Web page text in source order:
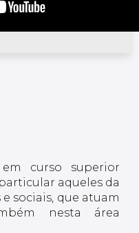
em curso superior
aqueles da
sociais, que atuam
nesta área